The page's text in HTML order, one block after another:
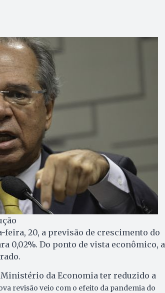
20, a previsão de crescimento do
0,02%. Do ponto de vista econômico, a
da Economia ter reduzido a
revisão veio com o efeito da pandemia do